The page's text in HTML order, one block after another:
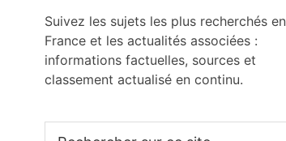
Suivez les sujets les plus recherchés en
France et les actualités associées :
informations factuelles, sources et
classement actualisé en continu.